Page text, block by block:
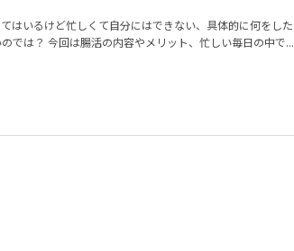
はいるけど忙しくて自分にはできない、具体的に何をした
では？ 今回は腸活の内容やメリット、忙しい毎日の中で...